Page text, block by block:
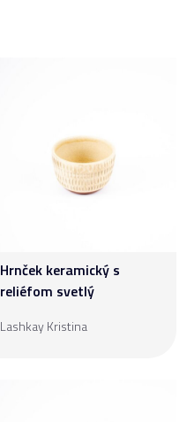
Hrnček keramický s
reliéfom svetlý
Lashkay Kristina